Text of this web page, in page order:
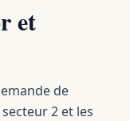
et
de
2 et les